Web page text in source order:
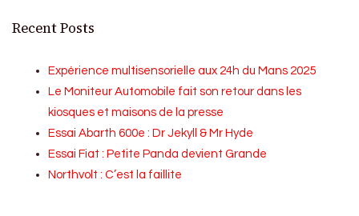
Recent Posts
Expérience multisensorielle aux 24h du Mans 2025
Le Moniteur Automobile fait son retour dans les
kiosques et maisons de la presse
Essai Abarth 600e : Dr Jekyll & Mr Hyde
Essai Fiat : Petite Panda devient Grande
Northvolt : C’est la faillite